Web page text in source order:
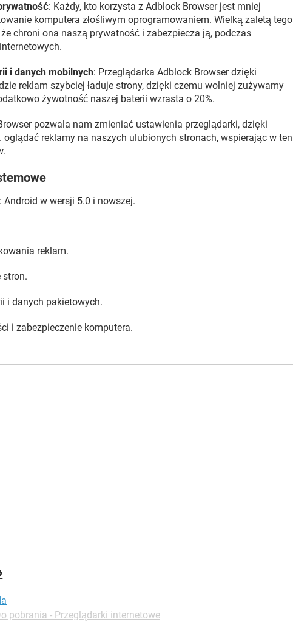
: Każdy, kto korzysta z Adblock Browser jest mniej
komputera złośliwym oprogramowaniem. Wielką zaletą tego
chroni ona naszą prywatność i zabezpiecza ją, podczas
i danych mobilnych: Przeglądarka Adblock Browser dzięki
reklam szybciej ładuje strony, dzięki czemu wolniej zużywamy
żywotność naszej baterii wzrasta o 20%.
pozwala nam zmieniać ustawienia przeglądarki, dzięki
oglądać reklamy na naszych ulubionych stronach, wspierając w ten
Android w wersji 5.0 i nowszej.
reklam.
stron.
i danych pakietowych.
i zabezpieczenie komputera.
pobrania - Przeglądarki internetowe